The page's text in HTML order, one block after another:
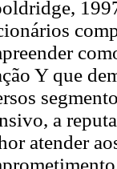
Y que
a
atender